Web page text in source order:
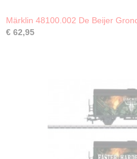
Märklin 48100.002 De Beijer
€ 62,95